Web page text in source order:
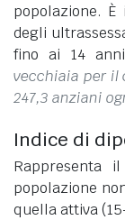
popolazione.
degli
fino ai 14
vecchiaia per il
247,3 anziani
Indice di
Rappresenta
popolazione
quella attiva